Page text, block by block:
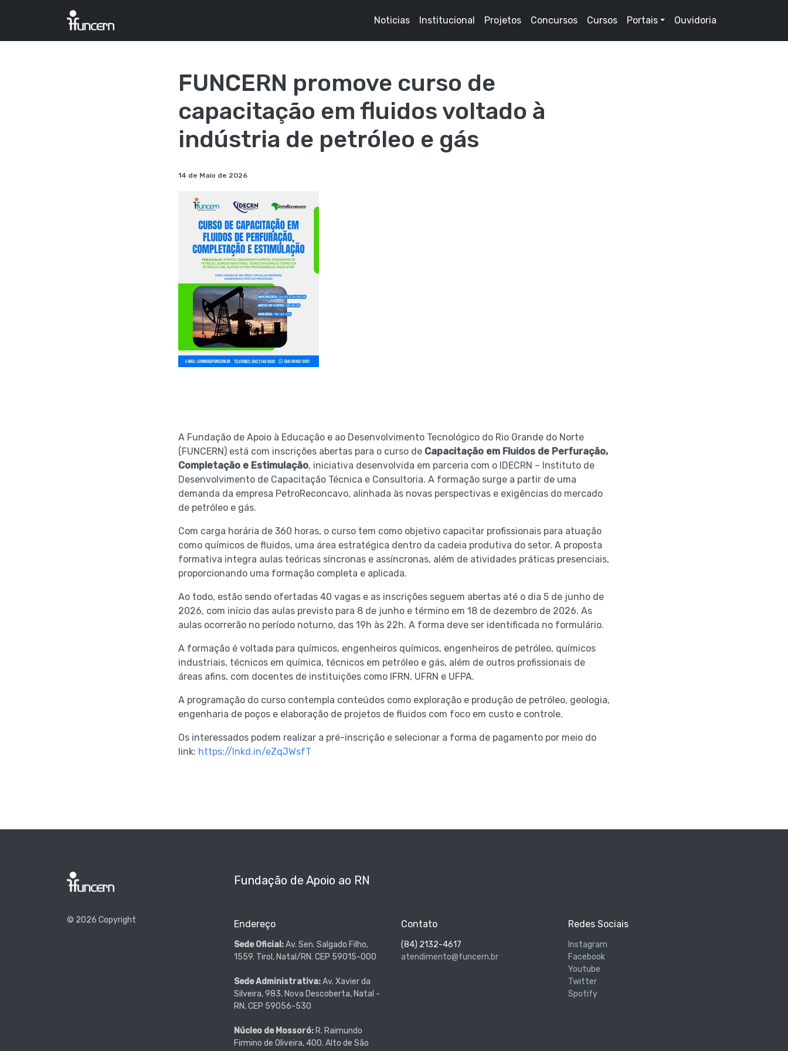
Noticias Institucional Projetos Concursos Cursos Portais Ouvidoria
FUNCERN promove curso de
capacitação em fluidos voltado à
indústria de petróleo e gás
14 de Maio de 2026
A Fundação de Apoio à Educação e ao Desenvolvimento Tecnológico do Rio Grande do Norte
(FUNCERN) está com inscrições abertas para o curso de Capacitação em Fluidos de Perfuração,
Completação e Estimulação, iniciativa desenvolvida em parceria com o IDECRN – Instituto de
Desenvolvimento de Capacitação Técnica e Consultoria. A formação surge a partir de uma
demanda da empresa PetroReconcavo, alinhada às novas perspectivas e exigências do mercado
de petróleo e gás.
Com carga horária de 360 horas, o curso tem como objetivo capacitar profissionais para atuação
como químicos de fluidos, uma área estratégica dentro da cadeia produtiva do setor. A proposta
formativa integra aulas teóricas síncronas e assíncronas, além de atividades práticas presenciais,
proporcionando uma formação completa e aplicada.
Ao todo, estão sendo ofertadas 40 vagas e as inscrições seguem abertas até o dia 5 de junho de
2026, com início das aulas previsto para 8 de junho e término em 18 de dezembro de 2026. As
aulas ocorrerão no período noturno, das 19h às 22h. A forma deve ser identificada no formulário.
A formação é voltada para químicos, engenheiros químicos, engenheiros de petróleo, químicos
industriais, técnicos em química, técnicos em petróleo e gás, além de outros profissionais de
áreas afins, com docentes de instituições como IFRN, UFRN e UFPA.
A programação do curso contempla conteúdos como exploração e produção de petróleo, geologia,
engenharia de poços e elaboração de projetos de fluidos com foco em custo e controle.
Os interessados podem realizar a pré-inscrição e selecionar a forma de pagamento por meio do
link: https://lnkd.in/eZqJWsfT
© 2026 Copyright
Fundação de Apoio ao RN
Endereço
Sede Oficial:Av. Sen. Salgado Filho,
1559. Tirol, Natal/RN. CEP 59015-000
Sede Administrativa:Av. Xavier da
Silveira, 983. Nova Descoberta, Natal -
RN. CEP 59056-530
Núcleo de Mossoró: R. Raimundo
Firmino de Oliveira, 400. Alto de São
Contato
(84) 2132-4617
atendimento@funcern.br
Redes Sociais
Instagram
Facebook
Youtube
Twitter
Spotify